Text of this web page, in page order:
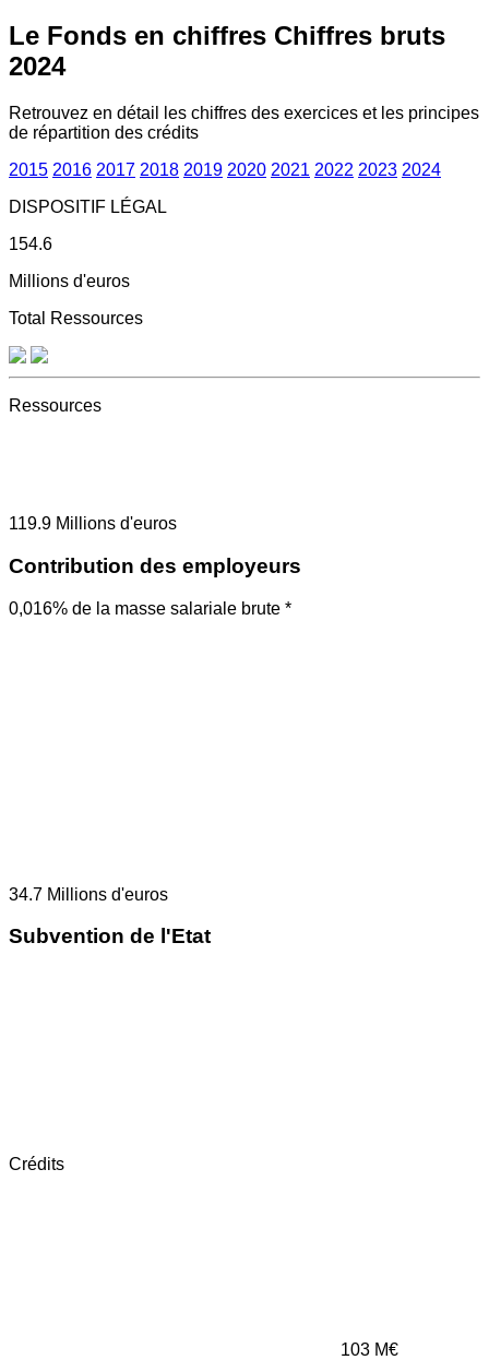
Le Fonds en chiffres Chiffres bruts
2024
Retrouvez en détail les chiffres des exercices et les principes
de répartition des crédits
2015 2016 2017 2018 2019 2020 2021 2022 2023 2024
DISPOSITIF LÉGAL
154.6
Millions d'euros
Total Ressources
Ressources
119.9 Millions d'euros
Contribution des employeurs
0,016% de la masse salariale brute *
34.7 Millions d'euros
Subvention de l'Etat
Crédits
103 M€